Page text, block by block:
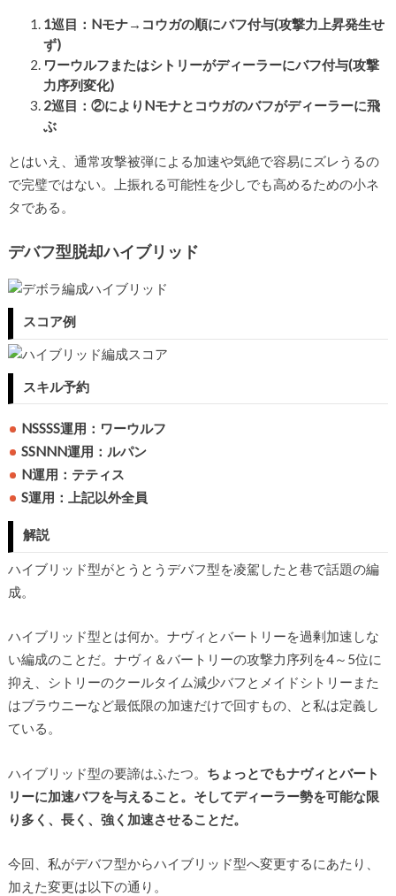
1巡目：Nモナ→コウガの順にバフ付与(攻撃力上昇発生せ
ず)
ワーウルフまたはシトリーがディーラーにバフ付与(攻撃
力序列変化)
2巡目：②によりNモナとコウガのバフがディーラーに飛
ぶ
とはいえ、通常攻撃被弾による加速や気絶で容易にズレうるの
で完璧ではない。上振れる可能性を少しでも高めるための小ネ
タである。
デバフ型脱却ハイブリッド
スコア例
スキル予約
NSSSS運用：ワーウルフ
SSNNN運用：ルパン
N運用：テティス
S運用：上記以外全員
解説
ハイブリッド型がとうとうデバフ型を凌駕したと巷で話題の編
成。
ハイブリッド型とは何か。ナヴィとバートリーを過剰加速しな
い編成のことだ。ナヴィ＆バートリーの攻撃力序列を4～5位に
抑え、シトリーのクールタイム減少バフとメイドシトリーまた
はブラウニーなど最低限の加速だけで回すもの、と私は定義し
ている。
ハイブリッド型の要諦はふたつ。 ちょっとでもナヴィとバート
リーに加速バフを与えること。そしてディーラー勢を可能な限
り多く、長く、強く加速させることだ。
今回、私がデバフ型からハイブリッド型へ変更するにあたり、
加えた変更は以下の通り。